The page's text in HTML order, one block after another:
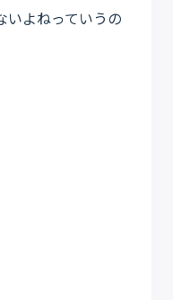
いよねっていうの